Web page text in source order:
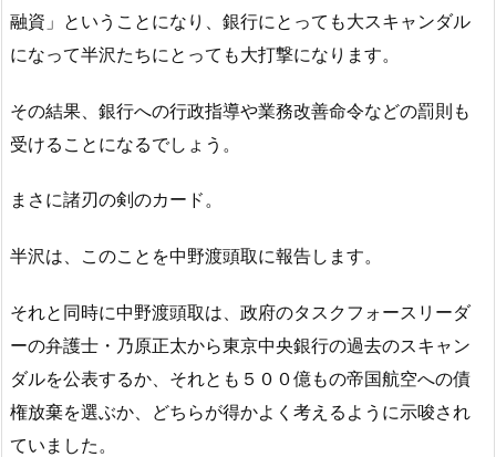
融資」ということになり、銀行にとっても大スキャンダル
になって半沢たちにとっても大打撃になります。
その結果、銀行への行政指導や業務改善命令などの罰則も
受けることになるでしょう。
まさに諸刃の剣のカード。
半沢は、このことを中野渡頭取に報告します。
それと同時に中野渡頭取は、政府のタスクフォースリーダ
ーの弁護士・乃原正太から東京中央銀行の過去のスキャン
ダルを公表するか、それとも５００億もの帝国航空への債
権放棄を選ぶか、どちらが得かよく考えるように示唆され
ていました。